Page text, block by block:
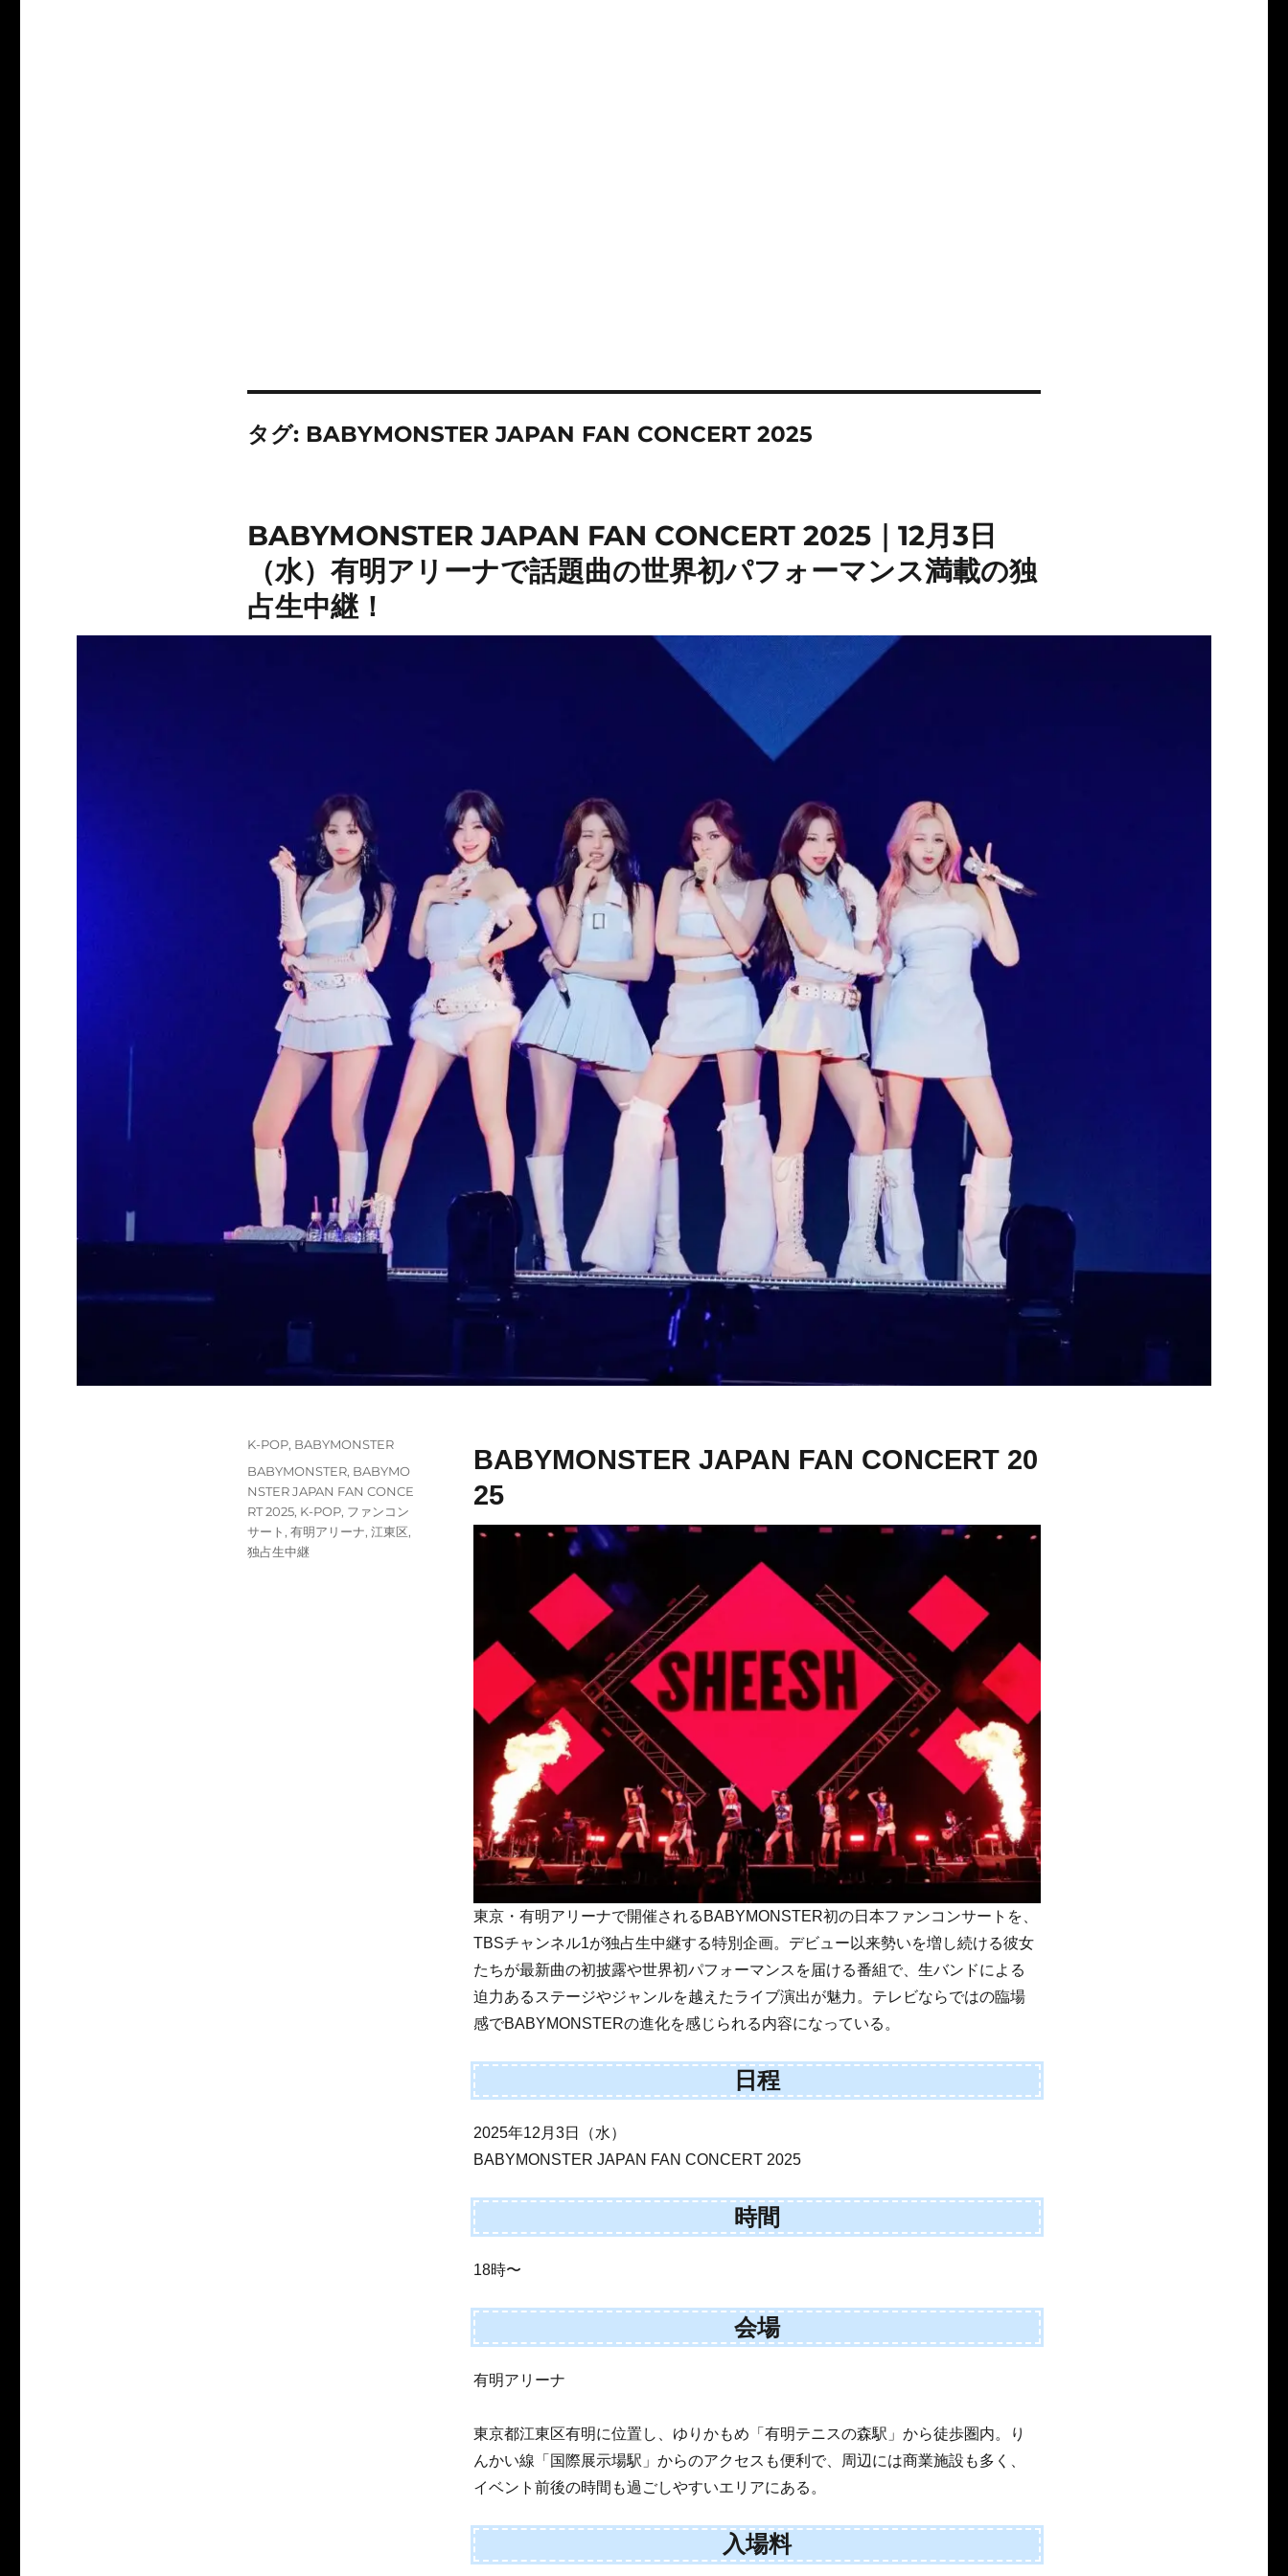
タグ: BABYMONSTER JAPAN FAN CONCERT 2025
BABYMONSTER JAPAN FAN CONCERT 2025｜12月3日
（水）有明アリーナで話題曲の世界初パフォーマンス満載の独
占生中継！
BABYMONSTER JAPAN FAN CONCERT 20
25
東京・有明アリーナで開催されるBABYMONSTER初の日本ファンコンサートを、
TBSチャンネル1が独占生中継する特別企画。デビュー以来勢いを増し続ける彼女
たちが最新曲の初披露や世界初パフォーマンスを届ける番組で、生バンドによる
迫力あるステージやジャンルを越えたライブ演出が魅力。テレビならではの臨場
感でBABYMONSTERの進化を感じられる内容になっている。
日程
2025年12月3日（水）
BABYMONSTER JAPAN FAN CONCERT 2025
時間
18時〜
会場
有明アリーナ
東京都江東区有明に位置し、ゆりかもめ「有明テニスの森駅」から徒歩圏内。り
んかい線「国際展示場駅」からのアクセスも便利で、周辺には商業施設も多く、
イベント前後の時間も過ごしやすいエリアにある。
入場料
日:
カ
ー
K-POP, BABYMONSTER
タ
グ
BABYMONSTER, BABYMO
NSTER JAPAN FAN CONCE
RT 2025, K-POP, ファンコン
サート , 有明アリーナ, 江東区,
独占生中継